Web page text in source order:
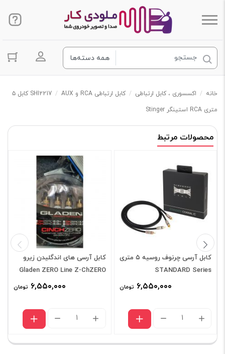
ورود به
خانه / اکسسوری ، کابل ارتباطی / کابل ارتباطی RCA و AUX /
SHI2217 کابل ۵
متری RCA استینگر Stinger
محصولات مرتبط
کابل آرسی چرنوف روسیه ۵ متری
STANDARD Series
۶,۵۵۰,۰۰۰ تومان
کابل
آرسی
چرنوف
کابل آرسی های اندگلیدن زیرو
Gladen ZERO Line Z-ChZERO
۶,۵۵۰,۰۰۰ تومان
کابل
آرسی
های